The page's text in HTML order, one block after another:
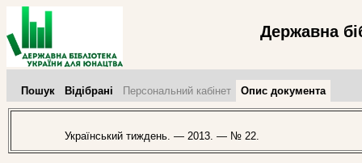
Державна
Пошук Відібрані Персональний кабінет Опис документа
Український тиждень. — 2013. — № 22.